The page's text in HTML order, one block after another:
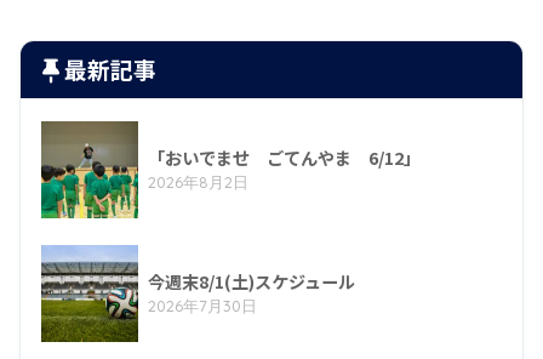
最新記事
「おいでませ ごてんやま 6/12」
2026年8月2日
今週末8/1(土)スケジュール
2026年7月30日